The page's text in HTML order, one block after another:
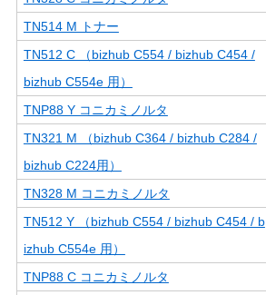
TN514 M トナー
TN512 C （bizhub C554 / bizhub C454 /
bizhub C554e 用）
TNP88 Y コニカミノルタ
TN321 M （bizhub C364 / bizhub C284 /
bizhub C224用）
TN328 M コニカミノルタ
TN512 Y （bizhub C554 / bizhub C454 / b
izhub C554e 用）
TNP88 C コニカミノルタ